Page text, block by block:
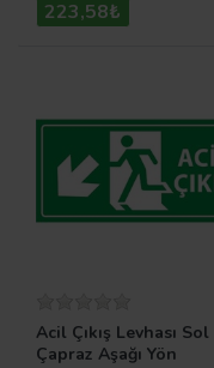
223,58₺
Acil Çıkış Levhası Sol
Çapraz Aşağı Yön